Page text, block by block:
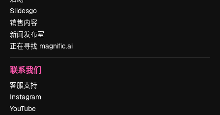
Slidesgo
销售内容
新闻发布室
正在寻找 magnific.ai
联系我们
客服支持
Instagram
YouTube